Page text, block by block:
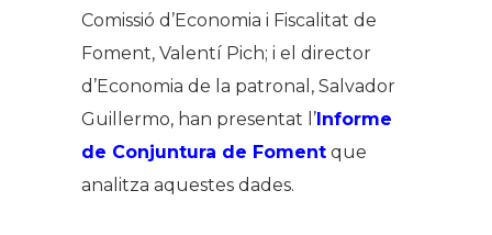
Comissió d’Economia i Fiscalitat de
Foment, Valentí Pich; i el director
d’Economia de la patronal, Salvador
Guillermo, han presentat l’ Informe
de Conjuntura de Foment que
analitza aquestes dades.